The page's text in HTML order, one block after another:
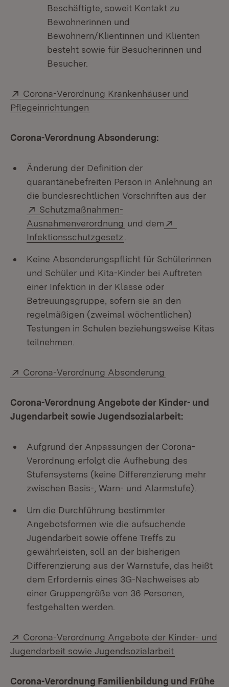
Beschäftigte, soweit Kontakt zu
Bewohnerinnen und
Bewohnern/Klientinnen und Klienten
besteht sowie für Besucherinnen und
Besucher.
Extern:
Corona-Verordnung Krankenhäuser und
Pflegeinrichtungen
Corona-Verordnung Absonderung:
Änderung der Definition der
quarantänebefreiten Person in Anlehnung an
die bundesrechtlichen Vorschriften aus der
Extern:
Schutzmaßnahmen-
Ausnahmenverordnung (Öffnet in neuem
und dem
Infektionsschutzgesetz
Keine Absonderungspflicht für Schülerinnen
und Schüler und Kita-Kinder bei Auftreten
einer Infektion in der Klasse oder
Betreuungsgruppe, sofern sie an den
regelmäßigen (zweimal wöchentlichen)
Testungen in Schulen beziehungsweise Kitas
teilnehmen.
Extern:
Corona-Verordnung Absonderung
Corona-Verordnung Angebote der Kinder- und
Jugendarbeit sowie Jugendsozialarbeit:
Aufgrund der Anpassungen der Corona-
Verordnung erfolgt die Aufhebung des
Stufensystems (keine Differenzierung mehr
zwischen Basis-, Warn- und Alarmstufe).
Um die Durchführung bestimmter
Angebotsformen wie die aufsuchende
Jugendarbeit sowie offene Treffs zu
gewährleisten, soll an der bisherigen
Differenzierung aus der Warnstufe, das heißt
dem Erfordernis eines 3G-Nachweises ab
einer Gruppengröße von 36 Personen,
festgehalten werden.
Extern:
Corona-Verordnung Angebote der Kinder- und
Jugendarbeit sowie Jugendsozialarbeit
Corona-Verordnung Familienbildung und Frühe